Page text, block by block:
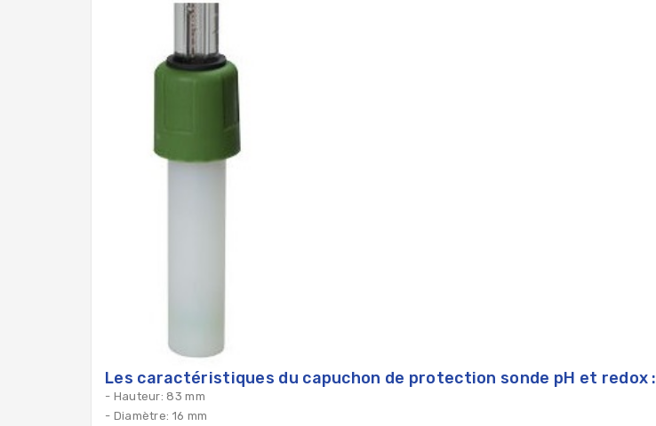
Les caractéristiques du capuchon de protection sonde pH et redox :
- Hauteur: 83 mm
- Diamètre: 16 mm